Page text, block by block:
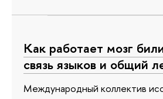
Как работает мозг
связь языков и общий
Международный коллектив